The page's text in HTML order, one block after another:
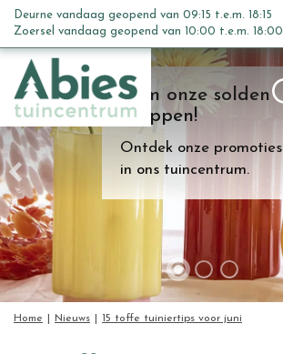
n
c
o
n
t
e
n
t
Kom onze solden
shoppen!
Ontdek onze promoties
in ons tuincentrum.
Home Nieuws 15 toffe tuiniertips voor juni
Deurne vandaag geopend van 09:15 t.e.m. 18:15
Zoersel vandaag geopend van 10:00 t.e.m. 18:00